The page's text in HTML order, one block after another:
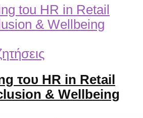
του HR in Retail
& Wellbeing